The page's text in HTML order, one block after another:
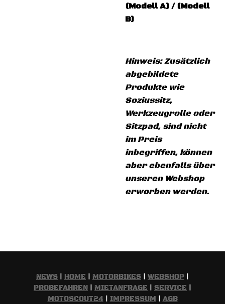
(Modell A) / (Modell
B)
Hinweis: Zusätzlich
abgebildete
Produkte wie
Soziussitz,
Werkzeugrolle oder
Sitzpad, sind nicht
im Preis
inbegriffen, können
aber ebenfalls über
unseren Webshop
erworben werden.
NEWS HOME MOTORBIKES WEBSHOP
PROBEFAHREN
MIETANFRAGE SERVICE
MOTOSCOUT24
IMPRESSUM AGB